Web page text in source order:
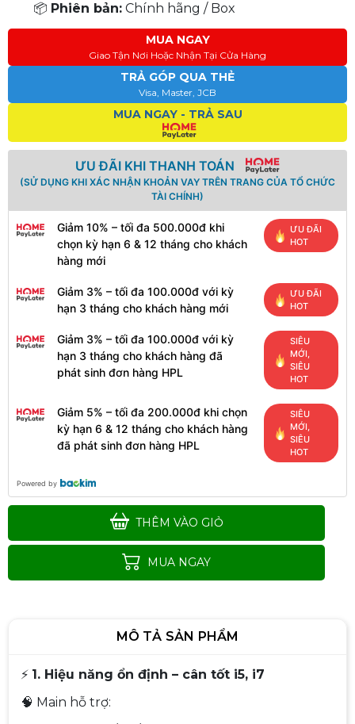
📦 Phiên bản: Chính hãng / Box
MUA NGAY
Giao Tận Nơi Hoặc Nhận Tại Cửa Hàng
TRẢ GÓP QUA THẺ
Visa, Master, JCB
MUA NGAY - TRẢ SAU
ƯU ĐÃI KHI THANH TOÁN
(SỬ DỤNG KHI XÁC NHẬN KHOẢN VAY TRÊN TRANG CỦA TỔ CHỨC
TÀI CHÍNH)
Giảm 10% – tối đa 500.000đ khi
chọn kỳ hạn 6 & 12 tháng cho khách
hàng mới
ƯU ĐÃI
HOT
Giảm 3% – tối đa 100.000đ với kỳ
hạn 3 tháng cho khách hàng mới
ƯU ĐÃI
HOT
Giảm 3% – tối đa 100.000đ với kỳ
hạn 3 tháng cho khách hàng đã
phát sinh đơn hàng HPL
SIÊU
MỚI,
SIÊU
HOT
Giảm 5% – tối đa 200.000đ khi chọn
kỳ hạn 6 & 12 tháng cho khách hàng
đã phát sinh đơn hàng HPL
SIÊU
MỚI,
SIÊU
HOT
Powered by
THÊM VÀO GIỎ
MUA NGAY
MÔ TẢ SẢN PHẨM
⚡ 1. Hiệu năng ổn định – cân tốt i5, i7
🧠 Main hỗ trợ: